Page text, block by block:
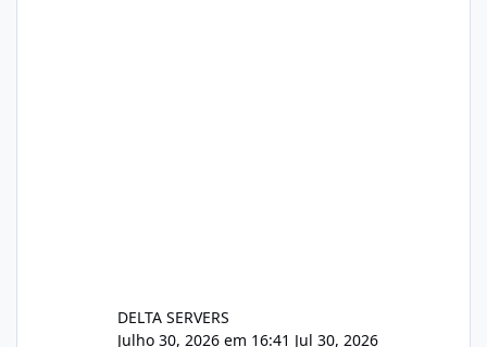
DELTA SERVERS
Julho 30, 2026 em 16:41 Jul 30, 2026